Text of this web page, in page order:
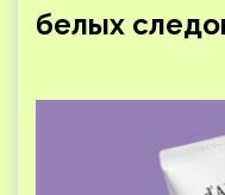
белых